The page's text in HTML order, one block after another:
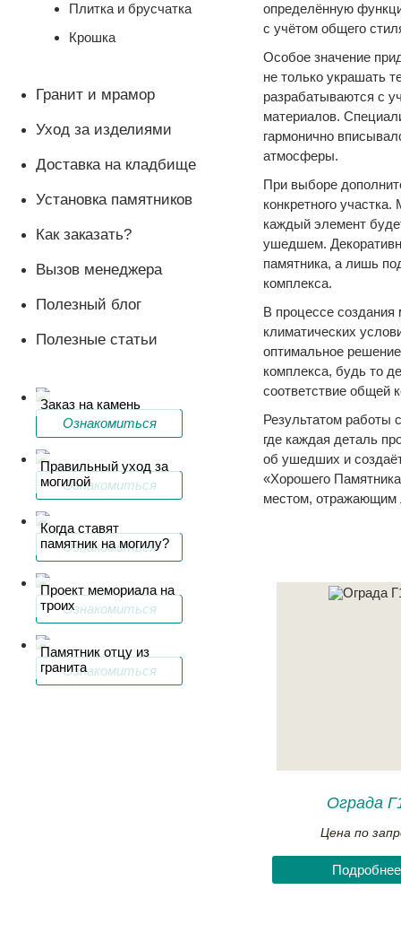
Плитка и брусчатка
Крошка
Гранит и мрамор
Уход за изделиями
Доставка на кладбище
Установка памятников
Как заказать?
Вызов менеджера
Полезный блог
Полезные статьи
Заказ на камень
Ознакомиться
Правильный уход за
могилой
Ознакомиться
Когда ставят
памятник на могилу?
Ознакомиться
Проект мемориала на
троихОзнакомиться
Памятник отцу из
гранитаОзнакомиться
определённую
с учётом общего
Особое значение
не только украшать
разрабатываются с
материалов.
гармонично
атмосферы.
При выборе
конкретного
каждый элемент
ушедшем.
памятника, а лишь
комплекса.
В процессе
климатических
оптимальное
комплекса, будь то
соответствие общей
Результатом работы
где каждая деталь
об ушедших и
«Хорошего
местом, отражающим
Ограда
Цена по
Подробнее